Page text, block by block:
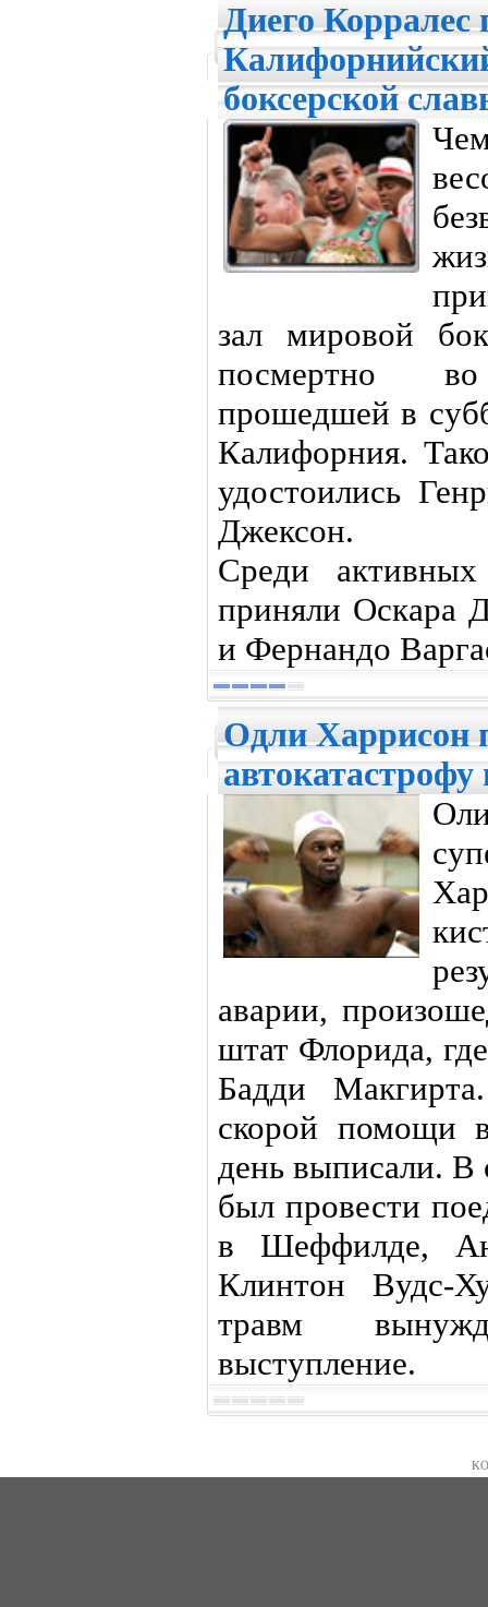
Диего Корралес
боксерской
зал мировой
посмертно
прошедшей в
Калифорния.
удостоились
Джексон.
Среди
приняли Оскара
и Фернандо
Одли Харрисон
аварии,
штат Флорида,
Бадди
скорой помощи
день выписали. В
был провести
в Шеффилде,
Клинтон Вудс-
травм
выступление.